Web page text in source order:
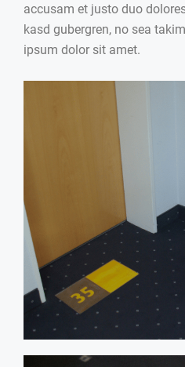
accusam et justo duo
kasd gubergren, no sea
ipsum dolor sit amet.